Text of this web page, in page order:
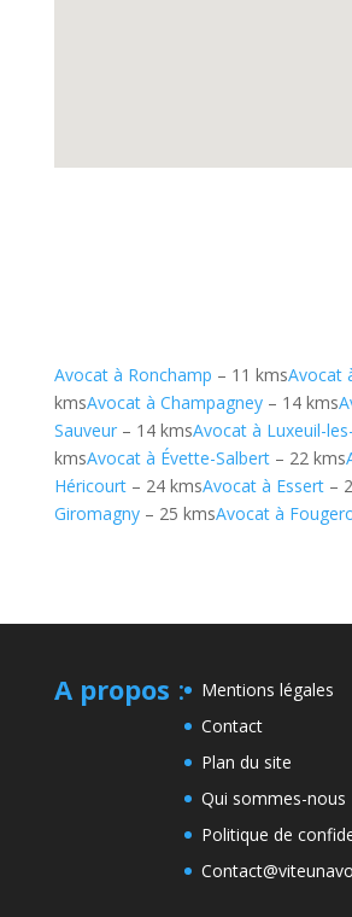
Avocat à Ronchamp – 11 kmsAvocat
kmsAvocat à Champagney– 14 kms
Sauveur– 14 kmsAvocat à Luxeuil-
kmsAvocat à Évette-Salbert– 22 kms
Héricourt– 24 kmsAvocat à Essert–
Giromagny– 25 kmsAvocat à
A propos :
Mentions légales
Contact
Plan du site
Qui sommes-nous
Politique de